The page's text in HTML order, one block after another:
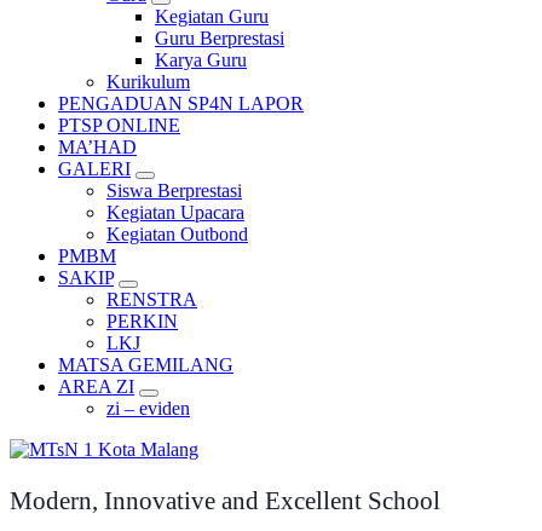
Kegiatan Guru
Guru Berprestasi
Karya Guru
Kurikulum
PENGADUAN SP4N LAPOR
PTSP ONLINE
MA’HAD
GALERI
Siswa Berprestasi
Kegiatan Upacara
Kegiatan Outbond
PMBM
SAKIP
RENSTRA
PERKIN
LKJ
MATSA GEMILANG
AREA ZI
zi – eviden
Modern, Innovative and Excellent School